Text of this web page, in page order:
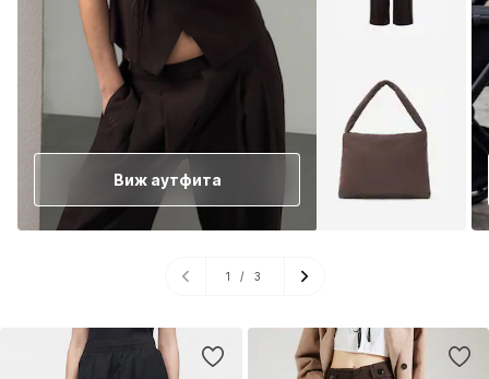
Виж аутфита
1 / 3